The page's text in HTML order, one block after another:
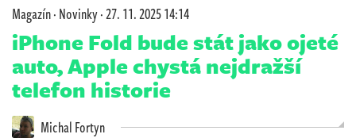
Magazín·Novinky·27. 11. 2025 14:14
iPhone Fold bude stát jako ojeté
auto, Apple chystá nejdražší
telefon historie
Michal Fortyn